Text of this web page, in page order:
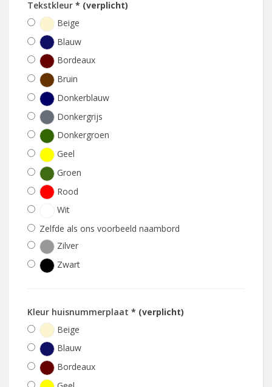
Tekstkleur * (verplicht)
Beige
Blauw
Bordeaux
Bruin
Donkerblauw
Donkergrijs
Donkergroen
Geel
Groen
Rood
Wit
Zelfde als ons voorbeeld naambord
Zilver
Zwart
Kleur huisnummerplaat * (verplicht)
Beige
Blauw
Bordeaux